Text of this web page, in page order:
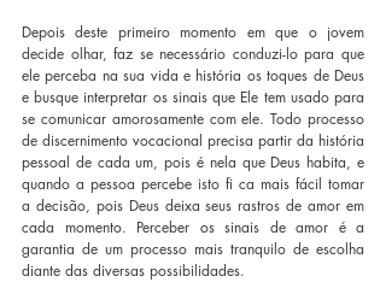
Depois deste primeiro momento em que o jovem
decide olhar, faz se necessário conduzi-lo para que
ele perceba na sua vida e história os toques de Deus
e busque interpretar os sinais que Ele tem usado para
se comunicar amorosamente com ele. Todo processo
de discernimento vocacional precisa partir da história
pessoal de cada um, pois é nela que Deus habita, e
quando a pessoa percebe isto fi ca mais fácil tomar
a decisão, pois Deus deixa seus rastros de amor em
cada momento. Perceber os sinais de amor é a
garantia de um processo mais tranquilo de escolha
diante das diversas possibilidades.